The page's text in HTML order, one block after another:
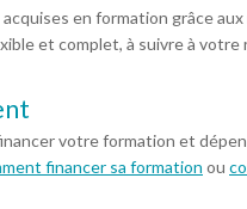
en formation grâce
et complet, à suivre à
votre formation et
financer sa formation ou